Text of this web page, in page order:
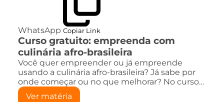
WhatsApp Copiar Link
Curso gratuito: empreenda com
culinária afro-brasileira
Você quer empreender ou já empreende
usando a culinária afro-brasileira? Já sabe por
onde começar ou no que melhorar? No curso…
Ver matéria